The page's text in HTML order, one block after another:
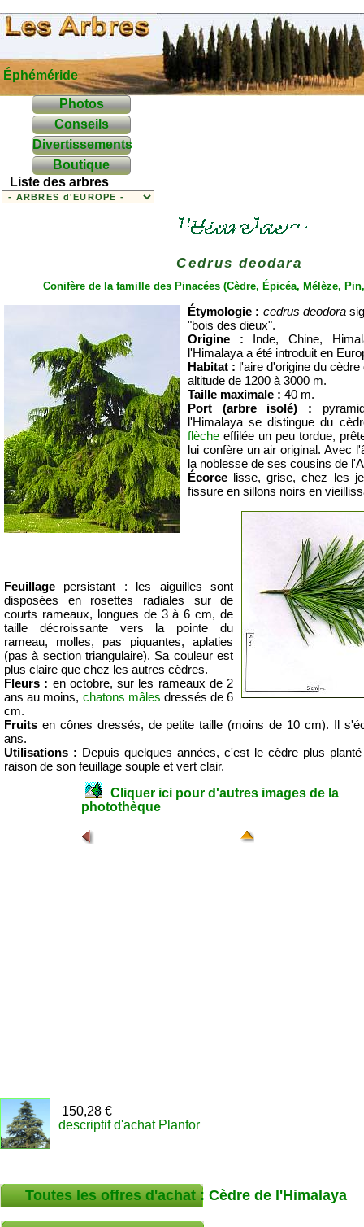
Éphéméride
Photos
Conseils
Divertissements
Boutique
Liste des arbres
Cedrus deodara
Conifère de la famille des Pinacées(Cèdre, Épicéa, Mélèze, Pin
Étymologie : cedrus deodora
"bois des dieux".
Origine : Inde, Chine,
l'Himalaya a été introduit en
Habitat : l'aire d'origine du
altitude de 1200 à 3000 m.
Taille maximale : 40 m.
Port (arbre isolé) :
l'Himalaya se distingue du
flèche effilée un peu tordue,
lui confère un air original. Avec
la noblesse de ses cousins de
Écorce
lisse, grise, chez les
fissure en sillons noirs en
Feuillage persistant : les aiguilles sont
disposées en rosettes radiales sur de
courts rameaux, longues de 3 à 6 cm, de
taille décroissante vers la pointe du
rameau, molles, pas piquantes, aplaties
(pas à section triangulaire). Sa couleur est
plus claire que chez les autres cèdres.
Fleurs : en octobre, sur les rameaux de 2
ans au moins, chatons mâles dressés de 6
cm.
Fruits en cônes dressés, de petite taille (moins de 10 cm). Il
ans.
Utilisations : Depuis quelques années, c'est le cèdre plus
raison de son feuillage souple et vert clair.
Cliquer ici pour d'autres images de la
photothèque
150,28 €
descriptif d'achat Planfor
Toutes les offres d'achat : Cèdre de l'Himalaya